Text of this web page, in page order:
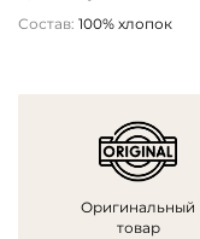
Состав: 100% хлопок
Оригинальный
товар